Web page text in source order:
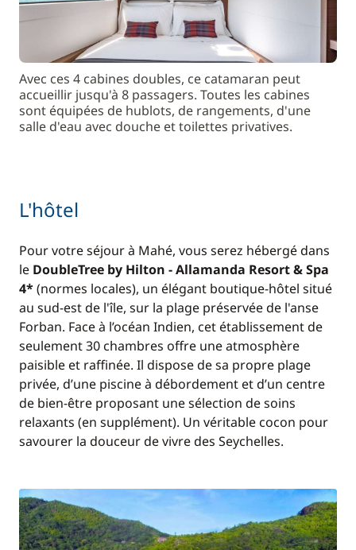
Avec ces 4 cabines doubles, ce catamaran peut
accueillir jusqu'à 8 passagers. Toutes les cabines
sont équipées de hublots, de rangements, d'une
salle d'eau avec douche et toilettes privatives.
L'hôtel
Pour votre séjour à Mahé, vous serez hébergé dans
le DoubleTree by Hilton - Allamanda Resort & Spa
4*(normes locales), un élégant boutique-hôtel situé
au sud-est de l'île, sur la plage préservée de l'anse
Forban. Face à l’océan Indien, cet établissement de
seulement 30 chambres offre une atmosphère
paisible et raffinée. Il dispose de sa propre plage
privée, d’une piscine à débordement et d’un centre
de bien-être proposant une sélection de soins
relaxants (en supplément). Un véritable cocon pour
savourer la douceur de vivre des Seychelles.